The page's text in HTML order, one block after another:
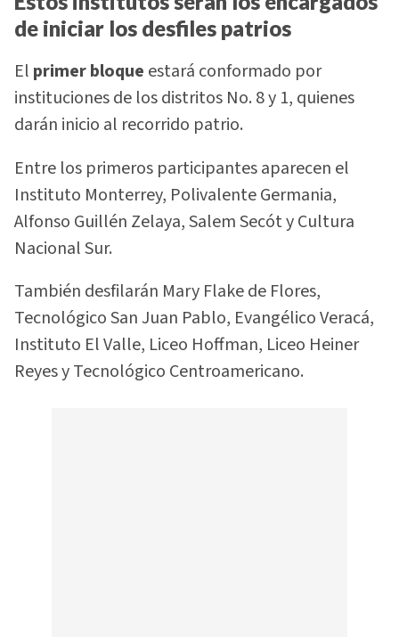
de iniciar los desfiles patrios
El primer bloque estará conformado por
instituciones de los distritos No. 8 y 1, quienes
darán inicio al recorrido patrio.
Entre los primeros participantes aparecen el
Instituto Monterrey, Polivalente Germania,
Alfonso Guillén Zelaya, Salem Secót y Cultura
Nacional Sur.
También desfilarán Mary Flake de Flores,
Tecnológico San Juan Pablo, Evangélico Veracá,
Instituto El Valle, Liceo Hoffman, Liceo Heiner
Reyes y Tecnológico Centroamericano.